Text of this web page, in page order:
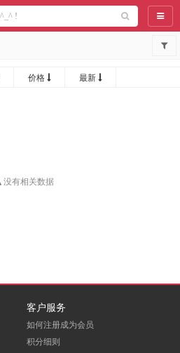
导航
价格 最新
没有相关数据
客户服务
如何注册成为会员
积分细则